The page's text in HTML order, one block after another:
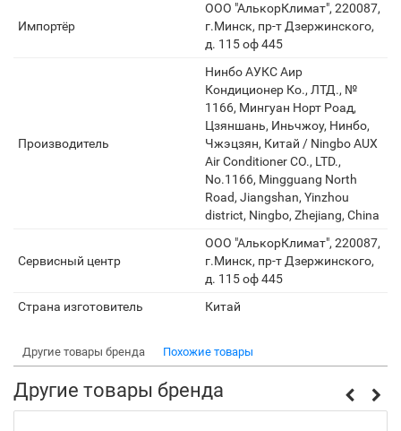
Импортёр
ООО "АлькорКлимат", 220087,
г.Минск, пр-т Дзержинского,
д. 115 оф 445
Производитель
Нинбо АУКC Аир
Кондиционер Ко., ЛТД., №
1166, Мингуан Норт Роад,
Цзяншань, Иньчжоу, Нинбо,
Чжэцзян, Китай / Ningbo AUX
Air Conditioner CO., LTD.,
No.1166, Mingguang North
Road, Jiangshan, Yinzhou
district, Ningbo, Zhejiang, China
Сервисный центр
ООО "АлькорКлимат", 220087,
г.Минск, пр-т Дзержинского,
д. 115 оф 445
Страна изготовитель
Китай
Другие товары бренда Похожие товары
Другие товары бренда